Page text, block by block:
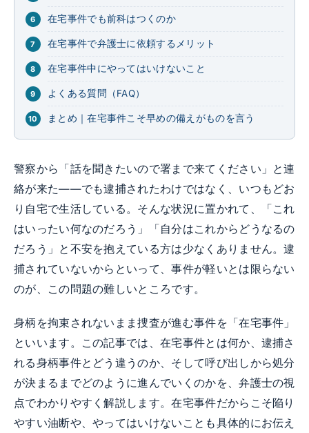
在宅事件でも前科はつくのか
在宅事件で弁護士に依頼するメリット
在宅事件中にやってはいけないこと
よくある質問（FAQ）
まとめ｜在宅事件こそ早めの備えがものを言う
警察から「話を聞きたいので署まで来てください」と連
絡が来た——でも逮捕されたわけではなく、いつもどお
り自宅で生活している。そんな状況に置かれて、「これ
はいったい何なのだろう」「自分はこれからどうなるの
だろう」と不安を抱えている方は少なくありません。逮
捕されていないからといって、事件が軽いとは限らない
のが、この問題の難しいところです。
身柄を拘束されないまま捜査が進む事件を「在宅事件」
といいます。この記事では、在宅事件とは何か、逮捕さ
れる身柄事件とどう違うのか、そして呼び出しから処分
が決まるまでどのように進んでいくのかを、弁護士の視
点でわかりやすく解説します。在宅事件だからこそ陥り
やすい油断や、やってはいけないことも具体的にお伝え